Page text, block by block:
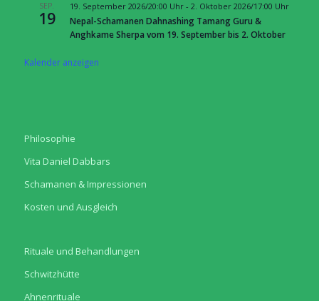
SEP.
19
19. September 2026/20:00 Uhr- 2. Oktober 2026/17:00 Uhr
Nepal-Schamanen Dahnashing Tamang Guru &
Anghkame Sherpa vom 19. September bis 2. Oktober
Kalender anzeigen
Philosophie
Vita Daniel Dabbars
Schamanen & Impressionen
Kosten und Ausgleich
Rituale und Behandlungen
Schwitzhütte
Ahnenrituale